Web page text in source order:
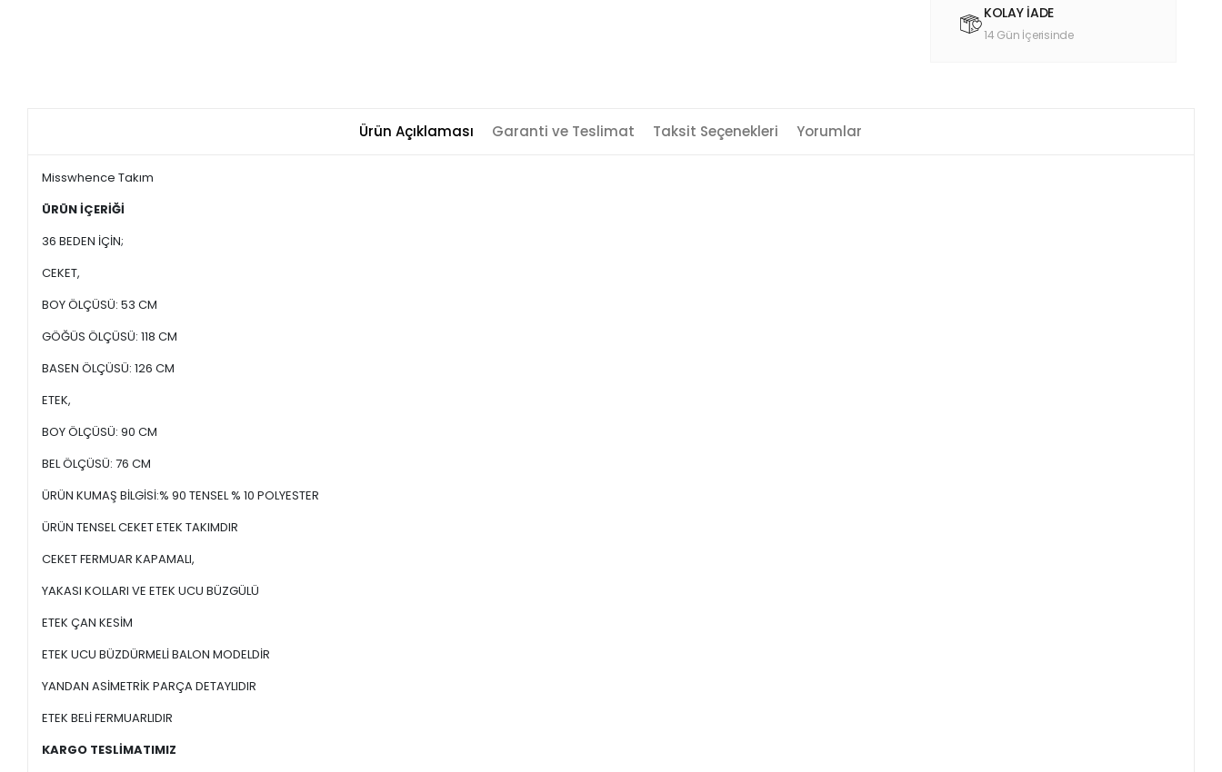
KOLAY İADE
14 Gün İçerisinde
Ürün Açıklaması Garanti ve Teslimat Taksit Seçenekleri Yorumlar
Misswhence Takım
ÜRÜN İÇERİĞİ
36 BEDEN İÇİN;
CEKET,
BOY ÖLÇÜSÜ: 53 CM
GÖĞÜS ÖLÇÜSÜ: 118 CM
BASEN ÖLÇÜSÜ: 126 CM
ETEK,
BOY ÖLÇÜSÜ: 90 CM
BEL ÖLÇÜSÜ: 76 CM
ÜRÜN KUMAŞ BİLGİSİ:% 90 TENSEL % 10 POLYESTER
ÜRÜN TENSEL CEKET ETEK TAKIMDIR
CEKET FERMUAR KAPAMALI,
YAKASI KOLLARI VE ETEK UCU BÜZGÜLÜ
ETEK ÇAN KESİM
ETEK UCU BÜZDÜRMELİ BALON MODELDİR
YANDAN ASİMETRİK PARÇA DETAYLIDIR
ETEK BELİ FERMUARLIDIR
KARGO TESLİMATIMIZ